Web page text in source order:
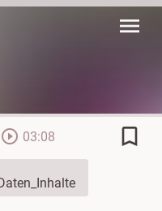
menu
play_circle_outline 03:08
bookmark_border